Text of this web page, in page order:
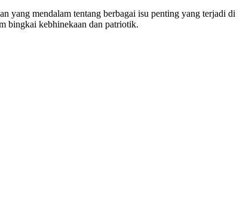
yang mendalam tentang berbagai isu penting yang terjadi di
bingkai kebhinekaan dan patriotik.